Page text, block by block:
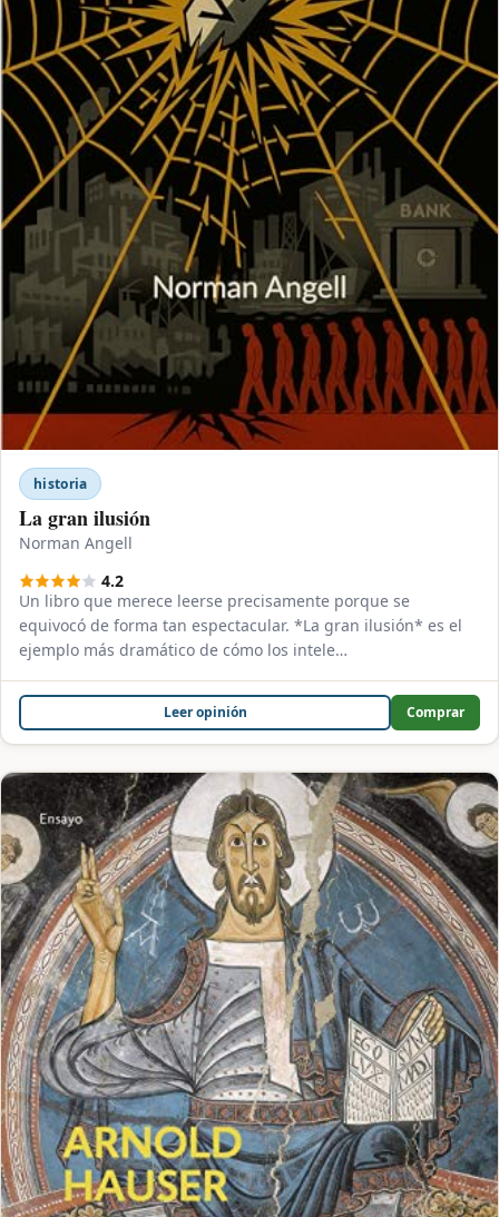
historia
La gran ilusión
Norman Angell
4.2
Un libro que merece leerse precisamente porque se
equivocó de forma tan espectacular. *La gran ilusión* es el
ejemplo más dramático de cómo los intele…
Leer opinión Comprar